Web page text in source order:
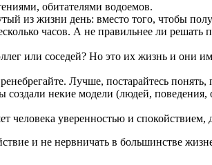
обитателями водоемов.
из жизни день: вместо того, чтобы
часов. А не правильнее ли
или соседей? Но это их жизнь и они
Лучше, постарайтесь понять,
создали некие модели (людей,
уверенностью и спокойствием,
и не нервничать в большинстве